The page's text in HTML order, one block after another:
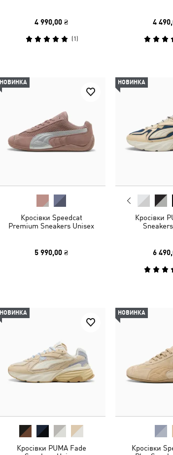
4 990,00 ₴
(1 )
4
НОВИНКА
Кросівки Speedcat
Premium Sneakers Unisex
5 990,00 ₴
НОВИНКА
Кросівки
6
НОВИНКА
Кросівки PUMA Fade
НОВИНКА
Кросівки